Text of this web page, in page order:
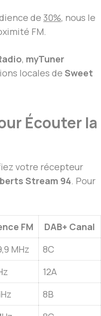
de 30%, nous le
FM.
, myTuner
locales de Sweet
Écouter la
votre récepteur
Stream 94. Pour
FM
DAB+ Canal
MHz
8C
12A
8B